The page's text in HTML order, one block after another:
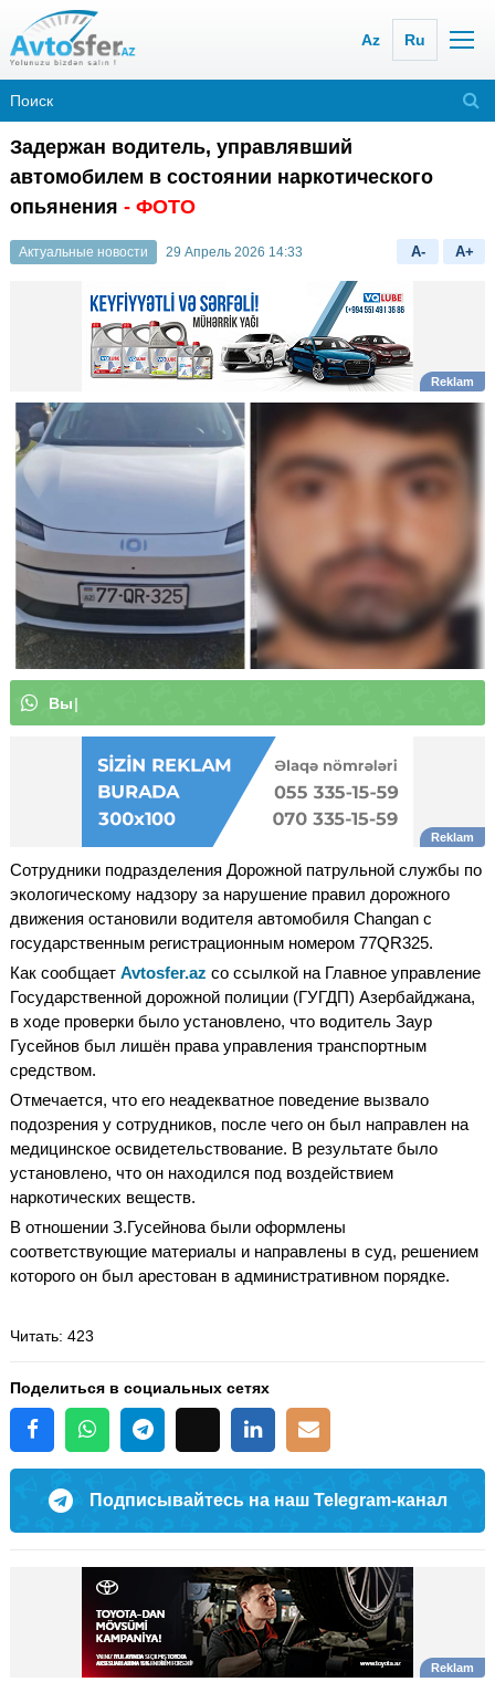
Az Ru
Задержан водитель, управлявший
автомобилем в состоянии наркотического
опьянения - ФОТО
Актуальные новости 29 Апрель 2026 14:33 A- A+
Вы
Сотрудники подразделения Дорожной патрульной службы по
экологическому надзору за нарушение правил дорожного
движения остановили водителя автомобиля Changan с
государственным регистрационным номером 77QR325.
Как сообщает Avtosfer.az со ссылкой на Главное управление
Государственной дорожной полиции (ГУГДП) Азербайджана,
в ходе проверки было установлено, что водитель Заур
Гусейнов был лишён права управления транспортным
средством.
Отмечается, что его неадекватное поведение вызвало
подозрения у сотрудников, после чего он был направлен на
медицинское освидетельствование. В результате было
установлено, что он находился под воздействием
наркотических веществ.
В отношении З.Гусейнова были оформлены
соответствующие материалы и направлены в суд, решением
которого он был арестован в административном порядке.
Читать: 423
Поделиться в социальных сетях
Подписывайтесь на наш Telegram-канал